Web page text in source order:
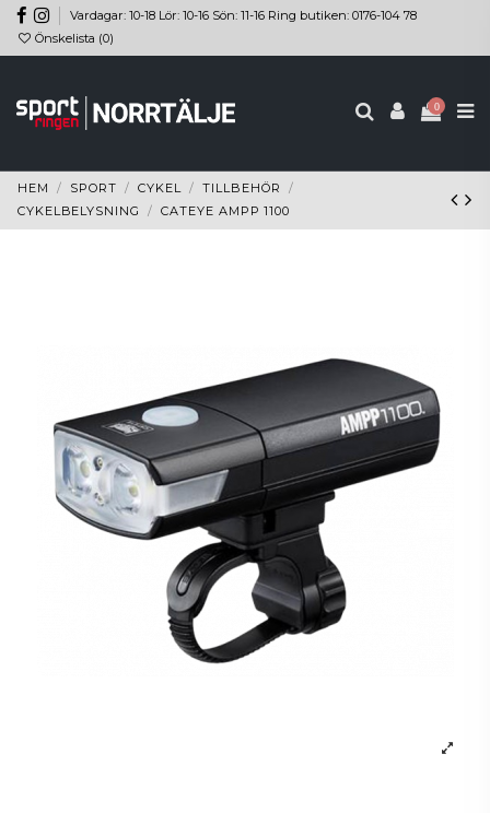
Vardagar: 10-18 Lör: 10-16 Sön: 11-16 Ring butiken: 0176-104 78
Önskelista (0)
0
HEM SPORT CYKEL
TILLBEHÖR
CYKELBELYSNING
CATEYE AMPP 1100